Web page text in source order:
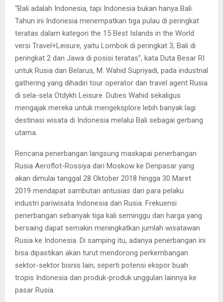
“Bali adalah Indonesia, tapi Indonesia bukan hanya Bali.
Tahun ini Indonesia menempatkan tiga pulau di peringkat
teratas dalam kategori the 15 Best Islands in the World
versi Travel+Leisure, yaitu Lombok di peringkat 3, Bali di
peringkat 2 dan Jawa di posisi teratas”, kata Duta Besar RI
untuk Rusia dan Belarus, M. Wahid Supriyadi, pada industrial
gathering yang dihadiri tour operator dan travel agent Rusia
di sela-sela Otdykh Leisure. Dubes Wahid sekaligus
mengajak mereka untuk mengeksplore lebih banyak lagi
destinasi wisata di Indonesia melalui Bali sebagai gerbang
utama.
Rencana penerbangan langsung maskapai penerbangan
Rusia Aeroflot-Rossiya dari Moskow ke Denpasar yang
akan dimulai tanggal 28 Oktober 2018 hingga 30 Maret
2019 mendapat sambutan antusias dari para pelaku
industri pariwisata Indonesia dan Rusia. Frekuensi
penerbangan sebanyak tiga kali seminggu dan harga yang
bersaing dapat semakin meningkatkan jumlah wisatawan
Rusia ke Indonesia. Di samping itu, adanya penerbangan ini
bisa dipastikan akan turut mendorong perkembangan
sektor-sektor bisnis lain, seperti potensi ekspor buah
tropis Indonesia dan produk-produk unggulan lainnya ke
pasar Rusia.